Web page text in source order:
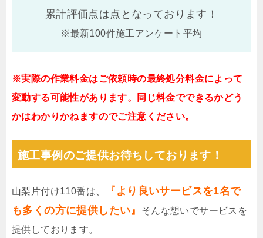
累計評価点は点となっております！
※最新100件施工アンケート平均
※実際の作業料金はご依頼時の最終処分料金によって
変動する可能性があります。同じ料金でできるかどう
かはわかりかねますのでご注意ください。
施工事例のご提供お待ちしております！
山梨片付け110番は、
『より良いサービスを1名で
も多くの方に提供したい』
そんな想いでサービスを
提供しております。